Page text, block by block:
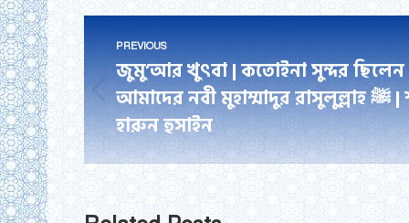
Post
navigation
PREVIOUS
Previous
post:
জুমু’আর খুৎবা | কতোইনা সুন্দর ছিলেন
আমাদের নবী মুহাম্মাদুর রাসুলুল্লাহ ﷺ | শাইখ
হারুন হুসাইন